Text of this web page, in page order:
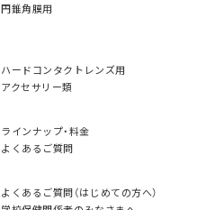
円錐角膜用
ハードコンタクトレンズ用
アクセサリー類
ラインナップ・料金
よくあるご質問
よくあるご質問（はじめての方へ）